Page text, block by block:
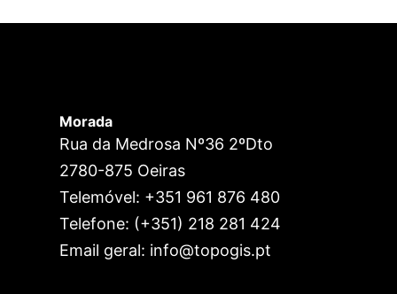
Morada
Rua da Medrosa Nº36 2ºDto
2780-875 Oeiras
Telemóvel: +351 961 876 480
Telefone: (+351) 218 281 424
Email geral: info@topogis.pt